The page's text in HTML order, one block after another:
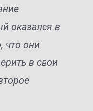
оказался в
что они
в свои